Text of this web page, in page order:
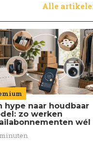
Alle
hype naar houdbaar
zo werken
wél